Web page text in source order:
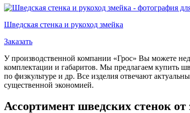
Шведская стенка и рукоход змейка
Заказать
У производственной компании «Грос» Вы можете
комплектации и габаритов. Мы предлагаем купить
по физкультуре и др. Все изделия отвечают
существенной экономией.
Ассортимент шведских стенок от